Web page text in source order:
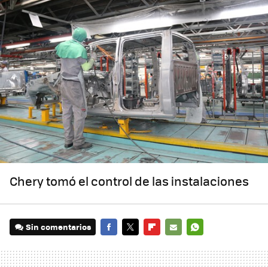
Chery tomó el control de las instalaciones
Sin comentarios
MAIL